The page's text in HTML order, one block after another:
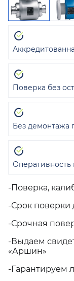
-Поверка,
-Срок поверки
-Срочная
-Выдаем
«Аршин»
-Гарантируем
Поверка без
Без демонтажа